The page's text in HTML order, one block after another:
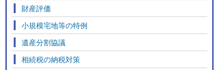
財産評価
小規模宅地等の特例
遺産分割協議
相続税の納税対策